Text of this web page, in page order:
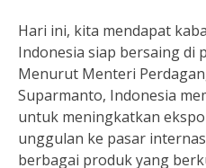
Hari ini, kita mendapat
Indonesia siap bersaing di
Menurut Menteri
Suparmanto, Indonesia
untuk meningkatkan
unggulan ke pasar
berbagai produk yang